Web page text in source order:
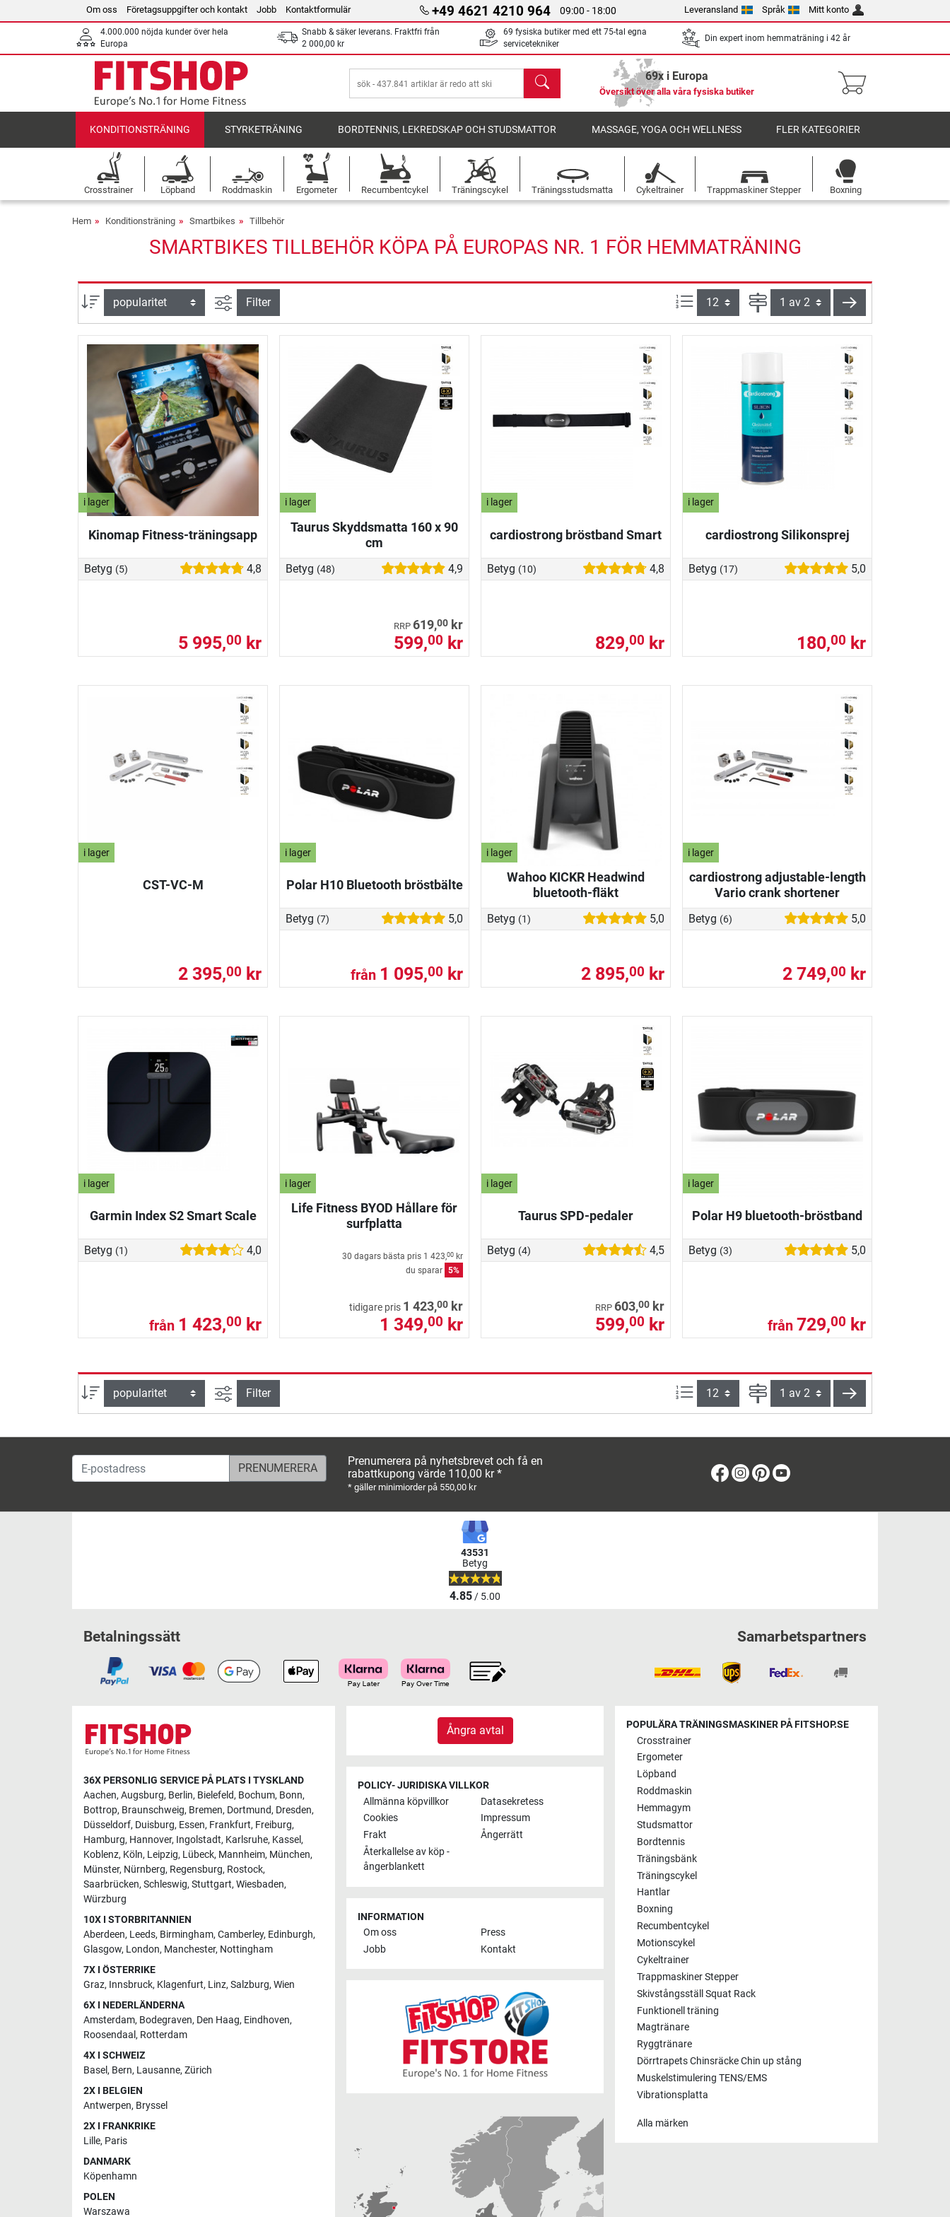
Om oss Företagsuppgifter och kontakt Jobb Kontaktformulär +49 4621 4210 964 09:00 - 18:00 Leveransland Språk Mitt konto
4.000.000 nöjda kunder över hela
Europa
Snabb & säker leverans. Fraktfri från
2 000,00 kr
69 fysiska butiker med ett 75-tal egna
servicetekniker
Din expert inom hemmaträning i 42 år
sök 69x i Europa
Översikt över alla våra fysiska butiker
KONDITIONSTRÄNING STYRKETRÄNING BORDTENNIS, LEKREDSKAP OCH STUDSMATTOR MASSAGE, YOGA OCH WELLNESS FLER KATEGORIER
Crosstrainer Löpband Roddmaskin Ergometer Recumbentcykel Träningscykel Träningsstudsmatta Cykeltrainer Trappmaskiner Stepper Boxning
Hem Konditionsträning Smartbikes Tillbehör
SMARTBIKES TILLBEHÖR KÖPA PÅ EUROPAS NR. 1 FÖR HEMMATRÄNING
sortera efter Avancerad sök
Filter produkter per sida:
Sida nästa
i lager
Kinomap Fitness-träningsapp
Betyg (5) 4,8
5 995,00 kr
i lager
Taurus Skyddsmatta 160 x 90
cm
Betyg (48) 4,9
RRP 619,00 kr
599,00 kr
i lager
cardiostrong bröstband Smart
Betyg (10) 4,8
829,00 kr
i lager
cardiostrong Silikonsprej
Betyg (17) 5,0
180,00 kr
i lager
CST-VC-M
2 395,00 kr
i lager
Polar H10 Bluetooth bröstbälte
Betyg (7) 5,0
från 1 095,00 kr
i lager
Wahoo KICKR Headwind
bluetooth-fläkt
Betyg (1) 5,0
2 895,00 kr
i lager
cardiostrong adjustable-length
Vario crank shortener
Betyg (6) 5,0
2 749,00 kr
i lager
Garmin Index S2 Smart Scale
Betyg (1) 4,0
från 1 423,00 kr
i lager
Life Fitness BYOD Hållare för
surfplatta
30 dagars bästa pris 1 423,00 kr
du sparar 5%
tidigare pris 1 423,00 kr
1 349,00 kr
i lager
Taurus SPD-pedaler
Betyg (4) 4,5
RRP 603,00 kr
599,00 kr
i lager
Polar H9 bluetooth-bröstband
Betyg (3) 5,0
från 729,00 kr
sortera efter Avancerad sök
Filter produkter per sida:
Sida nästa
E-postadress
Prenumerera på nyhetsbrevet och få en
rabattkupong värde 110,00 kr *
* gäller minimiorder på 550,00 kr
Facebook
Instagram
Pinterest
43531
Betyg
4.85/ 5.00
Betalningssätt Samarbetspartners
36X PERSONLIG SERVICE PÅ PLATS I TYSKLAND
Aachen, Augsburg, Berlin, Bielefeld, Bochum, Bonn,
Bottrop, Braunschweig, Bremen, Dortmund, Dresden,
Düsseldorf, Duisburg, Essen, Frankfurt, Freiburg,
Hamburg, Hannover, Ingolstadt, Karlsruhe, Kassel,
Koblenz, Köln, Leipzig, Lübeck, Mannheim, München,
Münster, Nürnberg, Regensburg, Rostock,
Saarbrücken, Schleswig, Stuttgart, Wiesbaden,
Würzburg
10X I STORBRITANNIEN
Aberdeen, Leeds, Birmingham, Camberley, Edinburgh,
Glasgow, London, Manchester, Nottingham
7X I ÖSTERRIKE
Graz, Innsbruck, Klagenfurt, Linz, Salzburg, Wien
6X I NEDERLÄNDERNA
Amsterdam, Bodegraven, Den Haag, Eindhoven,
Roosendaal , Rotterdam
4X I SCHWEIZ
Basel, Bern, Lausanne, Zürich
2X I BELGIEN
Antwerpen, Bryssel
2X I FRANKRIKE
Lille, Paris
DANMARK
Köpenhamn
POLEN
Warszawa
Ångra avtal
POLICY- JURIDISKA VILLKOR
Allmänna köpvillkor
Datasekretess
Cookies
Impressum
Frakt
Ångerrätt
Återkallelse av köp -
ångerblankett
INFORMATION
Om oss
Press
Jobb
Kontakt
POPULÄRA TRÄNINGSMASKINER PÅ FITSHOP.SE
Crosstrainer
Ergometer
Löpband
Roddmaskin
Hemmagym
Studsmattor
Bordtennis
Träningsbänk
Träningscykel
Hantlar
Boxning
Recumbentcykel
Motionscykel
Cykeltrainer
Trappmaskiner Stepper
Skivstångsställ Squat Rack
Funktionell träning
Magtränare
Ryggtränare
Dörrtrapets Chinsräcke Chin up stång
Muskelstimulering TENS/EMS
Vibrationsplatta
Alla märken